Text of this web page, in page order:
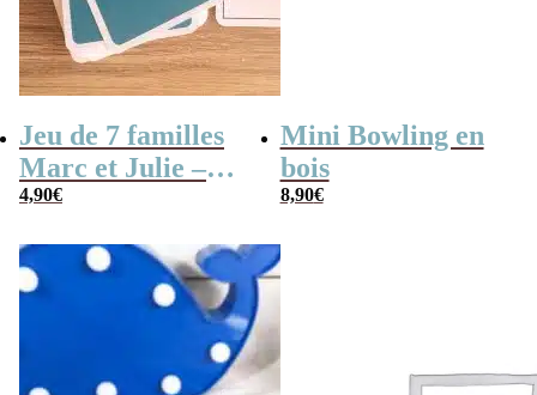
Jeu de 7 familles
Marc et Julie –
Les meilleures
4,90€
Mini Bowling en
bois
8,90€